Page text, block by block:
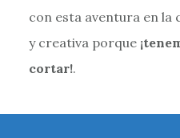
con esta aventura en
y creativa porque
cortar!.